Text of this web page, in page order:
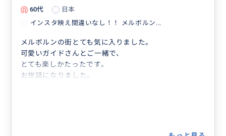
60代
日本
インスタ映え間違いなし！！ メルボルン...
メルボルンの街とても気に入りました。
可愛いガイドさんとご一緒で、
とても楽しかたったです。
お世話になりました。